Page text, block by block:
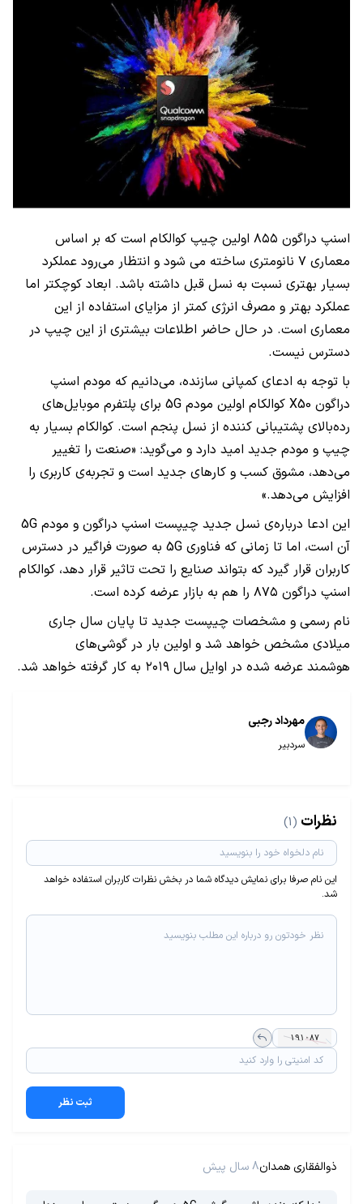
اسنپ دراگون ۸۵۵ اولین چیپ کوالکام است که بر اساس
معماری ۷ نانومتری ساخته می شود و انتظار می‌رود عملکرد
بسیار بهتری نسبت به نسل قبل داشته باشد. ابعاد کوچکتر اما
عملکرد بهتر و مصرف انرژی کمتر از مزایای استفاده از این
معماری است. در حال حاضر اطلاعات بیشتری از این چیپ در
دسترس نیست.
با توجه به ادعای کمپانی سازنده، می‌دانیم که مودم اسنپ
دراگون X50 کوالکام اولین مودم 5G برای پلتفرم موبایل‌های
رده‌بالای پشتیبانی کننده از نسل پنجم است. کوالکام بسیار به
چیپ و مودم جدید امید دارد و می‌گوید: «صنعت را تغییر
می‌دهد، مشوق کسب و کارهای جدید است و تجربه‌ی کاربری را
افزایش می‌دهد.»
این ادعا درباره‌ی نسل جدید چیپست اسنپ دراگون و مودم 5G
آن است، اما تا زمانی که فناوری 5G به صورت فراگیر در دسترس
کاربران قرار گیرد که بتواند صنایع را تحت تاثیر قرار دهد، کوالکام
اسنپ دراگون ۸۷۵ را هم به بازار عرضه کرده است.
نام رسمی و مشخصات چیپست جدید تا پایان سال جاری
میلادی مشخص خواهد شد و اولین بار در گوشی‌های
هوشمند عرضه شده در اوایل سال ۲۰۱۹ به کار گرفته خواهد شد.
مهرداد رجبی
سردبیر
نظرات (1)
این نام صرفا برای نمایش دیدگاه شما در بخش نظرات کاربران استفاده خواهد
شد.
ثبت نظر
ذوالفقاری همدان8 سال پیش